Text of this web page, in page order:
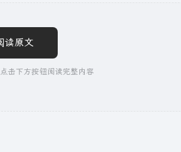
读原文
击下方按钮阅读完整内容